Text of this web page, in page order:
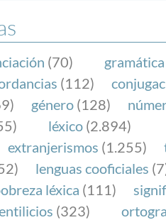
patrocinada por la
cuyo objetivo es
en los medios de
(70) gramática
(112)
género (128)
léxico (2.894)
extranjerismos (1.255)
lenguas cooficiales
léxica (111)
(323)